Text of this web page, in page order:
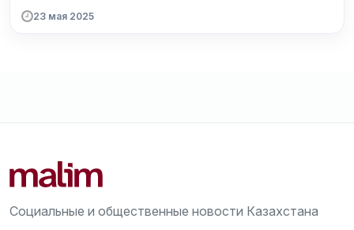
23 мая 2025
Социальные и общественные новости Казахстана